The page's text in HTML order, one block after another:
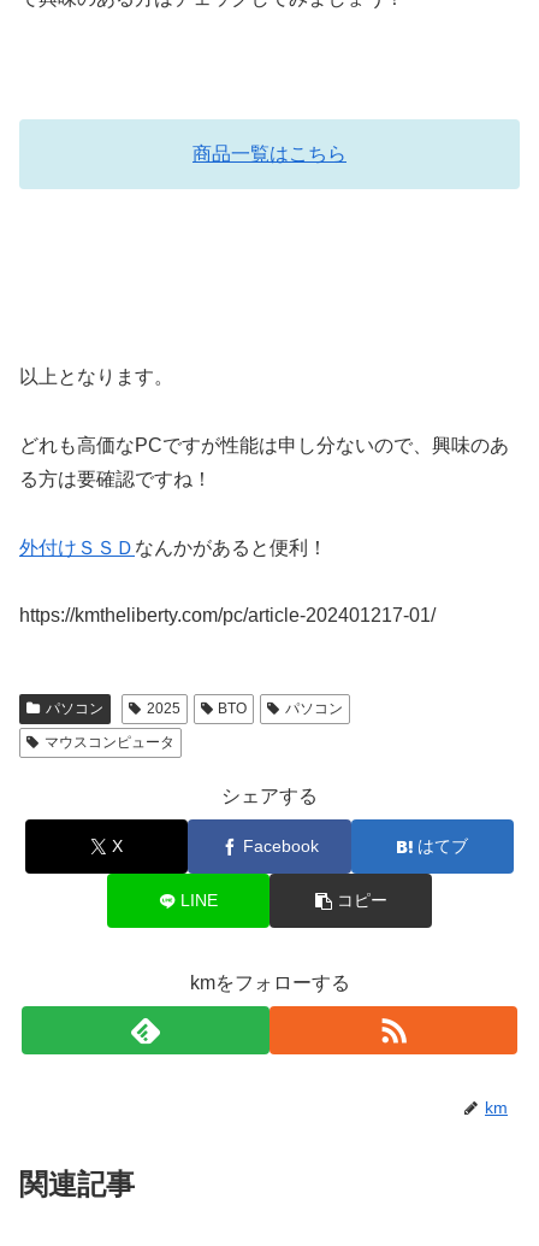
商品一覧はこちら
以上となります。
どれも高価なPCですが性能は申し分ないので、興味のあ
る方は要確認ですね！
外付けＳＳＤ なんかがあると便利！
https://kmtheliberty.com/pc/article-202401217-01/
パソコン 2025 BTO
パソコン
マウスコンピュータ
シェアする
X Facebook はてブ
LINE コピー
kmをフォローする
km
関連記事